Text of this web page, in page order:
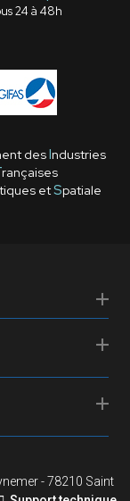
24 à 48h
desIndustries
rançaises
etSpatiale
- 78210 Saint